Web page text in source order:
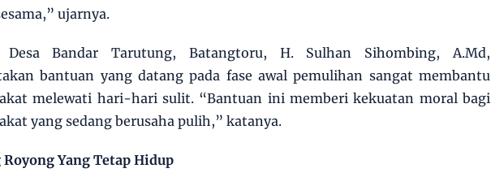
ujarnya.
Desa Bandar Tarutung, Batangtoru, H. Sulhan Sihombing, A.Md,
bantuan yang datang pada fase awal pemulihan sangat membantu
melewati hari-hari sulit. “Bantuan ini memberi kekuatan moral bagi
yang sedang berusaha pulih,” katanya.
Yang Tetap Hidup